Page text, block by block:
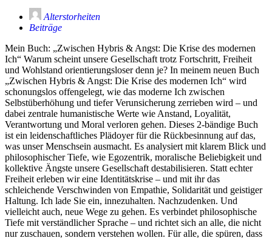
Alterstorheiten
Beiträge
Mein Buch: „Zwischen Hybris & Angst: Die Krise des modernen
Ich“ Warum scheint unsere Gesellschaft trotz Fortschritt, Freiheit
und Wohlstand orientierungsloser denn je? In meinem neuen Buch
„Zwischen Hybris & Angst: Die Krise des modernen Ich“ wird
schonungslos offengelegt, wie das moderne Ich zwischen
Selbstüberhöhung und tiefer Verunsicherung zerrieben wird – und
dabei zentrale humanistische Werte wie Anstand, Loyalität,
Verantwortung und Moral verloren gehen. Dieses 2-bändige Buch
ist ein leidenschaftliches Plädoyer für die Rückbesinnung auf das,
was unser Menschsein ausmacht. Es analysiert mit klarem Blick und
philosophischer Tiefe, wie Egozentrik, moralische Beliebigkeit und
kollektive Ängste unsere Gesellschaft destabilisieren. Statt echter
Freiheit erleben wir eine Identitätskrise – und mit ihr das
schleichende Verschwinden von Empathie, Solidarität und geistiger
Haltung. Ich lade Sie ein, innezuhalten. Nachzudenken. Und
vielleicht auch, neue Wege zu gehen. Es verbindet philosophische
Tiefe mit verständlicher Sprache – und richtet sich an alle, die nicht
nur zuschauen, sondern verstehen wollen. Für alle, die spüren, dass